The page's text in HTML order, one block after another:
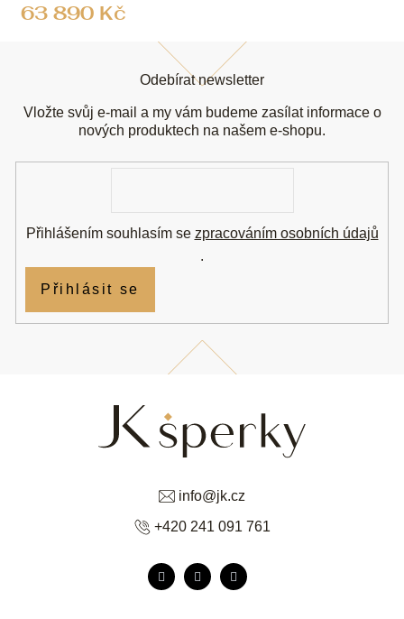
63 890 Kč
info@jk.cz
+420 241 091 761
Odebírat newsletter
Vložte svůj e-mail a my vám budeme zasílat informace o
nových produktech na našem e-shopu.
Přihlášením souhlasím se zpracováním osobních údajů
.
Přihlásit se